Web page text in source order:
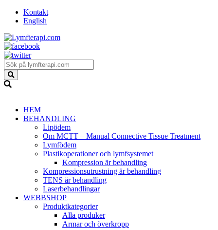
Kontakt
English
HEM
BEHANDLING
Lipödem
Om MCTT – Manual Connective Tissue Treatment
Lymfödem
Plastikoperationer och lymfsystemet
Kompression är behandling
Kompressionsutrustning är behandling
TENS är behandling
Laserbehandlingar
WEBBSHOP
Produktkategorier
Alla produker
Armar och överkropp